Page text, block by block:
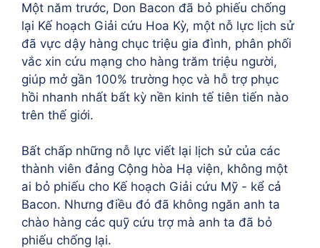
Một năm trước, Don Bacon đã bỏ phiếu chống
lại Kế hoạch Giải cứu Hoa Kỳ, một nỗ lực lịch sử
đã vực dậy hàng chục triệu gia đình, phân phối
vắc xin cứu mạng cho hàng trăm triệu người,
giúp mở gần 100% trường học và hỗ trợ phục
hồi nhanh nhất bất kỳ nền kinh tế tiên tiến nào
trên thế giới.
Bất chấp những nỗ lực viết lại lịch sử của các
thành viên đảng Cộng hòa Hạ viện, không một
ai bỏ phiếu cho Kế hoạch Giải cứu Mỹ - kể cả
Bacon. Nhưng điều đó đã không ngăn anh ta
chào hàng các quỹ cứu trợ mà anh ta đã bỏ
phiếu chống lại.